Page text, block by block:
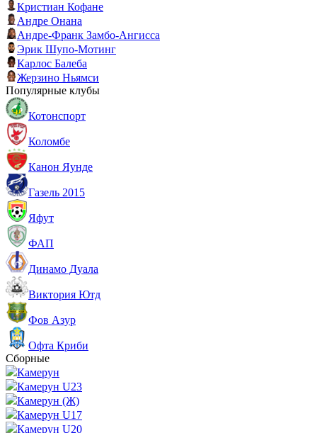
Кристиан Кофане
Андре Онана
Андре-Франк Замбо-Ангисса
Эрик Шупо-Мотинг
Карлос Балеба
Жерзино Ньямси
Популярные клубы
Котонспорт
Коломбе
Канон Яунде
Газель 2015
Яфут
ФАП
Динамо Дуала
Виктория Ютд
Фов Азур
Офта Криби
Сборные
Камерун
Камерун U23
Камерун (Ж)
Камерун U17
Камерун U20